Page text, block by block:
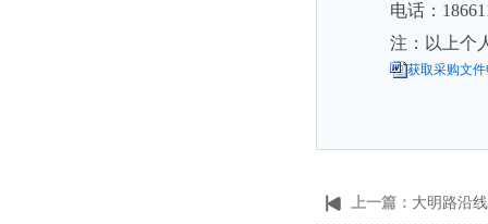
电话：
注：以上个
获取采购文件
上一篇： 大明路沿